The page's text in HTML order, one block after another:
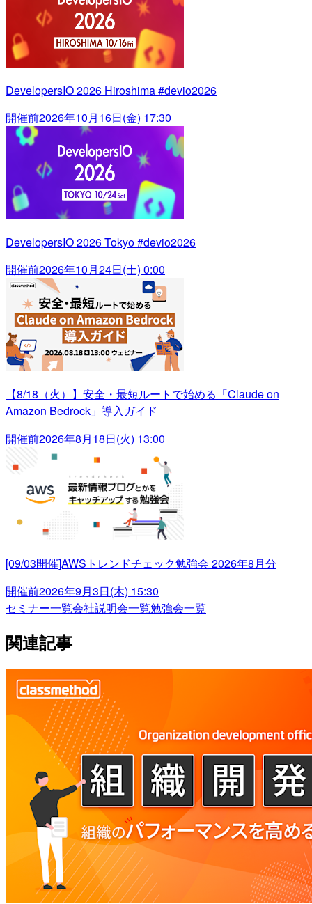
DevelopersIO 2026 Hiroshima #devio2026
開催前2026年10月16日(金) 17:30
DevelopersIO 2026 Tokyo #devio2026
開催前2026年10月24日(土) 0:00
【8/18（火）】安全・最短ルートで始める「Claude on
Amazon Bedrock」導入ガイド
開催前2026年8月18日(火) 13:00
[09/03開催]AWSトレンドチェック勉強会 2026年8月分
開催前2026年9月3日(木) 15:30
セミナー一覧会社説明会一覧勉強会一覧
関連記事